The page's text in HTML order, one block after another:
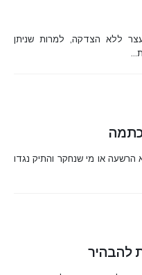
ללא הצדקה, למרות שניתן
הרשעה או מי שנחקר והתיק נגדו
להבהיר